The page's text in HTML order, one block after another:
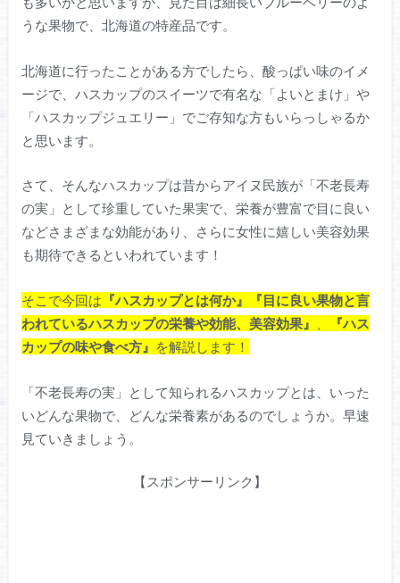
うな果物で、北海道の特産品です。
北海道に行ったことがある方でしたら、酸っぱい味のイメ
ージで、ハスカップのスイーツで有名な「よいとまけ」や
「ハスカップジュエリー」でご存知な方もいらっしゃるか
と思います。
さて、そんなハスカップは昔からアイヌ民族が「不老長寿
の実」として珍重していた果実で、栄養が豊富で目に良い
などさまざまな効能があり、さらに女性に嬉しい美容効果
も期待できるといわれています！
そこで今回は 『ハスカップとは何か』
『目に良い果物と言
われているハスカップの栄養や効能、美容効果』
『ハス
カップの味や食べ方』 を解説します！
「不老長寿の実」として知られるハスカップとは、いった
いどんな果物で、どんな栄養素があるのでしょうか。早速
見ていきましょう。
【スポンサーリンク】